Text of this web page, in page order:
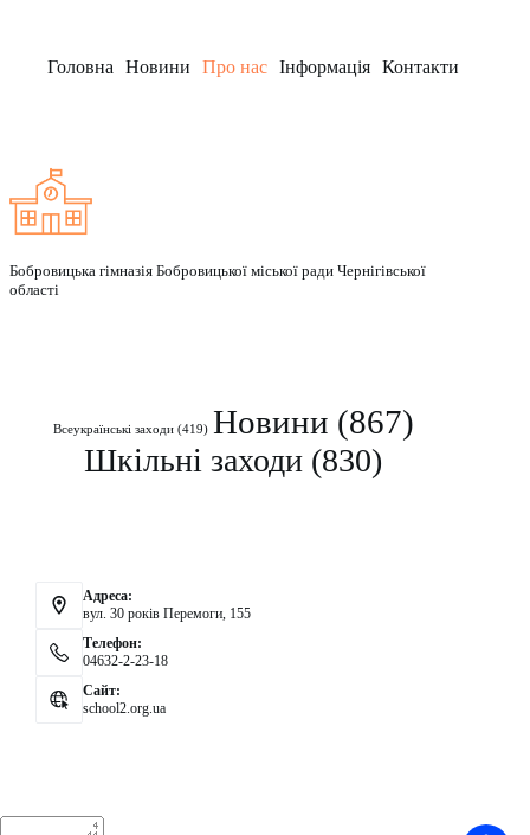
Головна Новини Про нас Інформація Контакти
Бобровицька гімназія Бобровицької міської ради Чернігівської
області
Всеукраїнські заходи(419) Новини (867)
Шкільні заходи (830)
Адреса:
вул. 30 років Перемоги, 155
Телефон:
04632-2-23-18
Сайт:
school2.org.ua